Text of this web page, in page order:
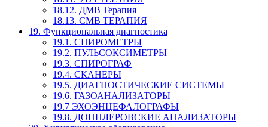
18.12. ДМВ Терапия
18.13. СМВ ТЕРАПИЯ
19. Функциональная диагностика
19.1. СПИРОМЕТРЫ
19.2. ПУЛЬСОКСИМЕТРЫ
19.3. СПИРОГРАФ
19.4. СКАНЕРЫ
19.5. ДИАГНОСТИЧЕСКИЕ СИСТЕМЫ
19.6. ГАЗОАНАЛИЗАТОРЫ
19.7 ЭХОЭНЦЕФАЛОГРАФЫ
19.8. ДОППЛЕРОВСКИЕ АНАЛИЗАТОРЫ